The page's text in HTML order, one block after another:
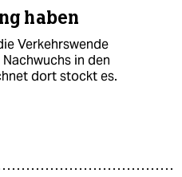
haben
Verkehrswende
in den
dort stockt es.